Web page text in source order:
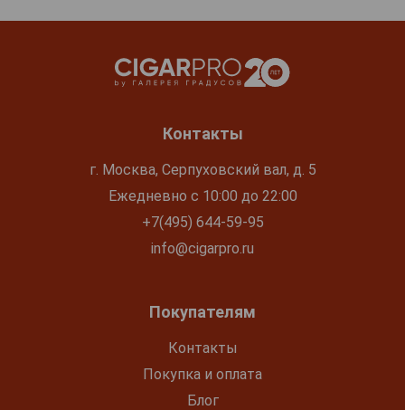
Контакты
г. Москва, Серпуховский вал, д. 5
Ежедневно с 10:00 до 22:00
+7(495) 644-59-95
info@cigarpro.ru
Покупателям
Контакты
Покупка и оплата
Блог